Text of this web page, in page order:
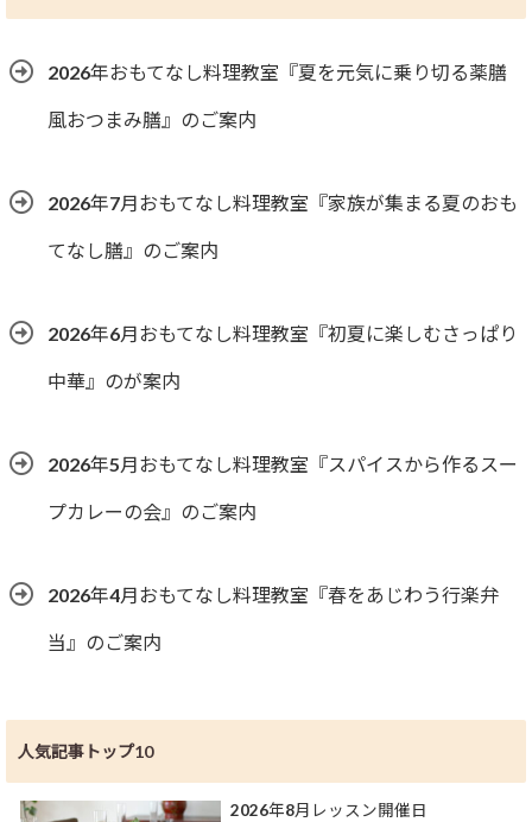
2026年おもてなし料理教室『夏を元気に乗り切る薬膳
風おつまみ膳』のご案内
2026年7月おもてなし料理教室『家族が集まる夏のおも
てなし膳』のご案内
2026年6月おもてなし料理教室『初夏に楽しむさっぱり
中華』のが案内
2026年5月おもてなし料理教室『スパイスから作るスー
プカレーの会』のご案内
2026年4月おもてなし料理教室『春をあじわう行楽弁
当』のご案内
人気記事トップ10
2026年8月レッスン開催日